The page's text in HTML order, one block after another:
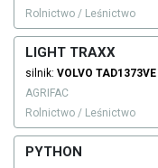
Rolnictwo / Leśnictwo
LIGHT TRAXX
silnik: VOLVO TAD1373VE
AGRIFAC
Rolnictwo / Leśnictwo
PYTHON